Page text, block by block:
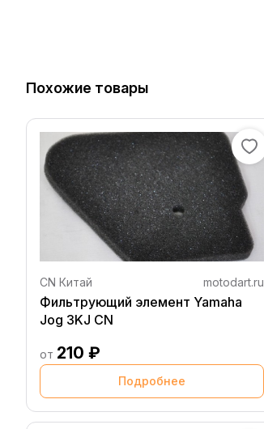
Похожие товары
CN Китай motodart.ru
Фильтрующий элемент Yamaha
Jog 3KJ CN
от 210 ₽
Подробнее